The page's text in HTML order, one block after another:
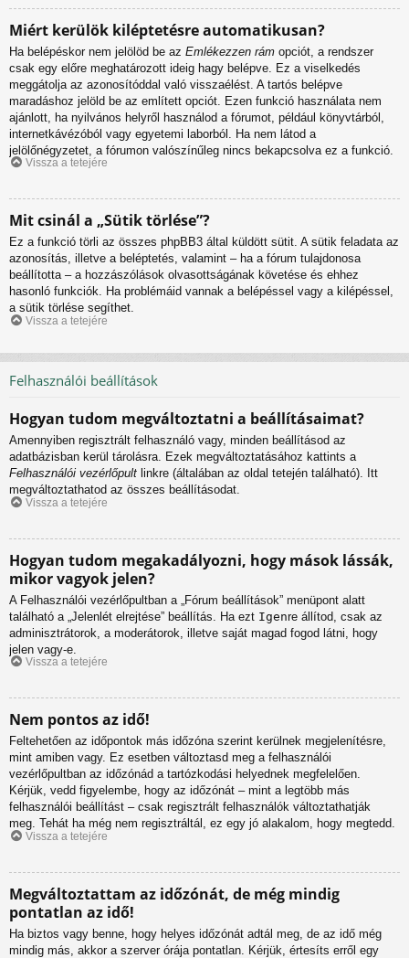
Miért kerülök kiléptetésre automatikusan?
Ha belépéskor nem jelölöd be az Emlékezzen rám opciót, a rendszer
csak egy előre meghatározott ideig hagy belépve. Ez a viselkedés
meggátolja az azonosítóddal való visszaélést. A tartós belépve
maradáshoz jelöld be az említett opciót. Ezen funkció használata nem
ajánlott, ha nyilvános helyről használod a fórumot, például könyvtárból,
internetkávézóból vagy egyetemi laborból. Ha nem látod a
jelölőnégyzetet, a fórumon valószínűleg nincs bekapcsolva ez a funkció.
Vissza a tetejére
Mit csinál a „Sütik törlése”?
Ez a funkció törli az összes phpBB3 által küldött sütit. A sütik feladata az
azonosítás, illetve a beléptetés, valamint – ha a fórum tulajdonosa
beállította – a hozzászólások olvasottságának követése és ehhez
hasonló funkciók. Ha problémáid vannak a belépéssel vagy a kilépéssel,
a sütik törlése segíthet.
Vissza a tetejére
Felhasználói beállítások
Hogyan tudom megváltoztatni a beállításaimat?
Amennyiben regisztrált felhasználó vagy, minden beállításod az
adatbázisban kerül tárolásra. Ezek megváltoztatásához kattints a
Felhasználói vezérlőpult linkre (általában az oldal tetején található). Itt
megváltoztathatod az összes beállításodat.
Vissza a tetejére
Hogyan tudom megakadályozni, hogy mások lássák,
mikor vagyok jelen?
A Felhasználói vezérlőpultban a „Fórum beállítások” menüpont alatt
található a „Jelenlét elrejtése” beállítás. Ha ezt Igenre állítod, csak az
adminisztrátorok, a moderátorok, illetve saját magad fogod látni, hogy
jelen vagy-e.
Vissza a tetejére
Nem pontos az idő!
Feltehetően az időpontok más időzóna szerint kerülnek megjelenítésre,
mint amiben vagy. Ez esetben változtasd meg a felhasználói
vezérlőpultban az időzónád a tartózkodási helyednek megfelelően.
Kérjük, vedd figyelembe, hogy az időzónát – mint a legtöbb más
felhasználói beállítást – csak regisztrált felhasználók változtathatják
meg. Tehát ha még nem regisztráltál, ez egy jó alakalom, hogy megtedd.
Vissza a tetejére
Megváltoztattam az időzónát, de még mindig
pontatlan az idő!
Ha biztos vagy benne, hogy helyes időzónát adtál meg, de az idő még
mindig más, akkor a szerver órája pontatlan. Kérjük, értesíts erről egy